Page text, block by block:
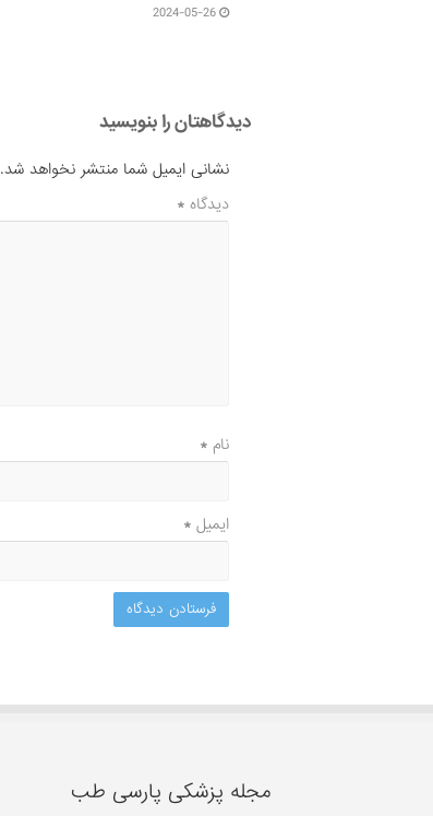
2024-05-26
دیدگاهتان را بنویسید
نشانی ایمیل شما منتشر نخواهد شد.
دیدگاه *
نام *
ایمیل *
مجله پزشکی پارسی طب